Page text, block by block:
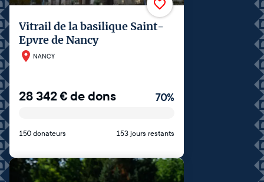
Vitrail de la basilique Saint-
Epvre de Nancy
NANCY
28 342€de dons 70%
150 donateurs 153 jours restants